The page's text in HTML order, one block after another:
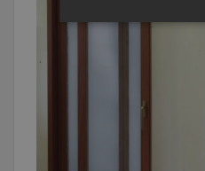
ОБЯЗАТЕЛЬНЫЕ
ЦЕЛЕВЫЕ